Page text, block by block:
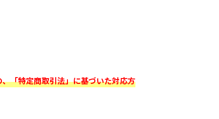
「特定商取引法」に基づいた対応方